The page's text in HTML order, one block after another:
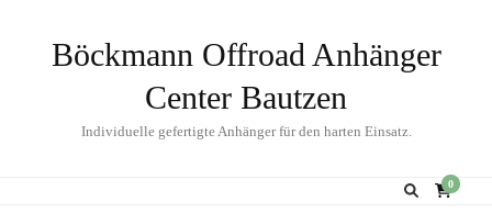
Böckmann Offroad Anhänger
Center Bautzen
Individuelle gefertigte Anhänger für den harten Einsatz.
0